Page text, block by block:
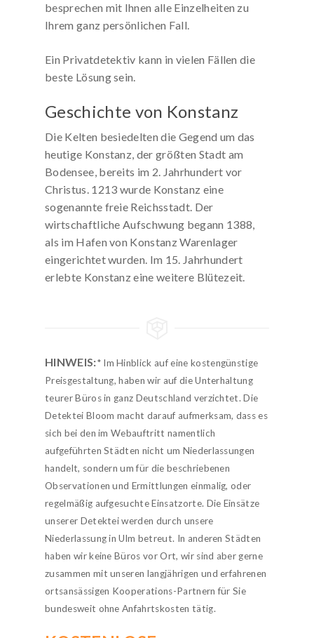
besprechen mit Ihnen alle Einzelheiten zu
Ihrem ganz persönlichen Fall.
Ein Privatdetektiv kann in vielen Fällen die
beste Lösung sein.
Geschichte von Konstanz
Die Kelten besiedelten die Gegend um das
heutige Konstanz, der größten Stadt am
Bodensee, bereits im 2. Jahrhundert vor
Christus. 1213 wurde Konstanz eine
sogenannte freie Reichsstadt. Der
wirtschaftliche Aufschwung begann 1388,
als im Hafen von Konstanz Warenlager
eingerichtet wurden. Im 15. Jahrhundert
erlebte Konstanz eine weitere Blütezeit.
HINWEIS:* Im Hinblick auf eine kostengünstige
Preisgestaltung, haben wir auf die Unterhaltung
teurer Büros in ganz Deutschland verzichtet. Die
Detektei Bloom macht darauf aufmerksam, dass es
sich bei den im Webauftritt namentlich
aufgeführten Städten nicht um Niederlassungen
handelt, sondern um für die beschriebenen
Observationen und Ermittlungen einmalig, oder
regelmäßig aufgesuchte Einsatzorte. Die Einsätze
unserer Detektei werden durch unsere
Niederlassung in Ulm betreut. In anderen Städten
haben wir keine Büros vor Ort, wir sind aber gerne
zusammen mit unseren langjährigen und erfahrenen
ortsansässigen Kooperations-Partnern für Sie
bundesweit ohne Anfahrtskosten tätig.